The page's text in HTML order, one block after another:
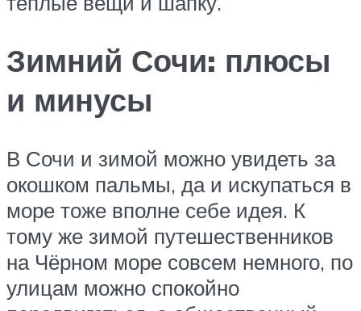
Зимний Сочи: плюсы
и минусы
В Сочи и зимой можно увидеть за
окошком пальмы, да и искупаться в
море тоже вполне себе идея. К
тому же зимой путешественников
на Чёрном море совсем немного, по
улицам можно спокойно